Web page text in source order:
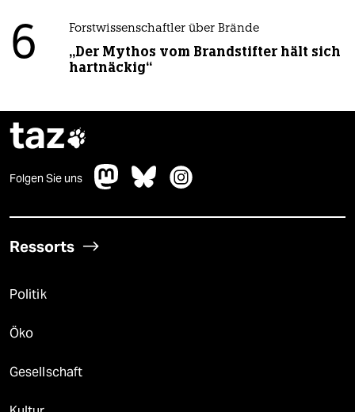
6 Forstwissenschaftler über Brände
„Der Mythos vom Brandstifter hält sich
hartnäckig“
taz
Folgen Sie uns
Ressorts
Politik
Öko
Gesellschaft